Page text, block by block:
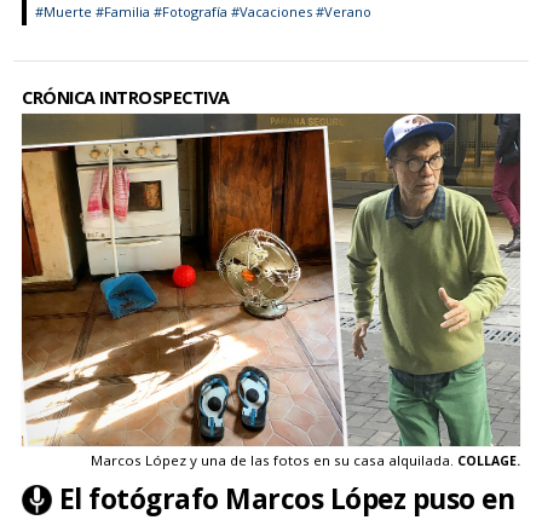
#Muerte #Familia #Fotografía #Vacaciones #Verano
CRÓNICA INTROSPECTIVA
Marcos López y una de las fotos en su casa alquilada. COLLAGE.
El fotógrafo Marcos López puso en